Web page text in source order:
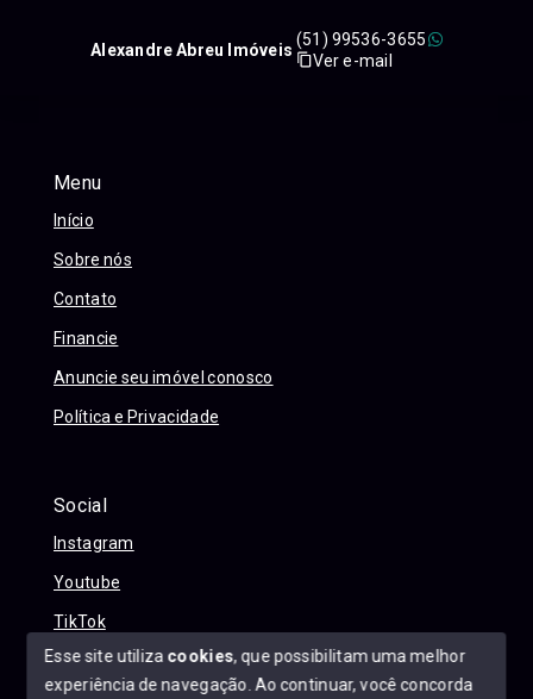
Menu
Início
Sobre nós
Contato
Financie
Anuncie seu imóvel conosco
Política e Privacidade
Social
Instagram
Youtube
TikTok
Alexandre Abreu Imóveis
(51) 99536-3655
Ver e-mail
Esse site utiliza cookies, que possibilitam uma melhor
experiência de navegação. Ao continuar, você concorda